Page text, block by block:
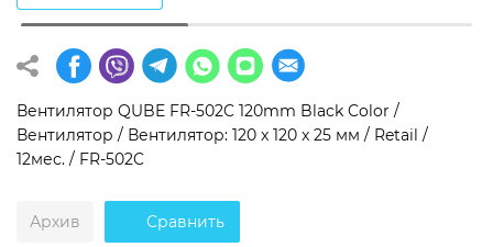
Операционная система
Windows 11 Home
Windows 11 Pro
Без ОС
HDD
Дополнительно
Вентилятор QUBE FR-502C 120mm Black Color /
Вентилятор / Вентилятор: 120 x 120 x 25 мм / Retail /
12мес. / FR-502C
Архив Сравнить